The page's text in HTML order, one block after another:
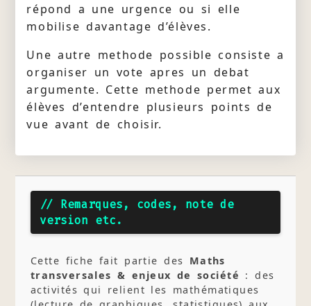
répond a une urgence ou si elle
mobilise davantage d’élèves.
Une autre methode possible consiste a
organiser un vote apres un debat
argumente. Cette methode permet aux
élèves d’entendre plusieurs points de
vue avant de choisir.
// Remarques, codes, note de
version etc.
Cette fiche fait partie des Maths
transversales & enjeux de société : des
activités qui relient les mathématiques